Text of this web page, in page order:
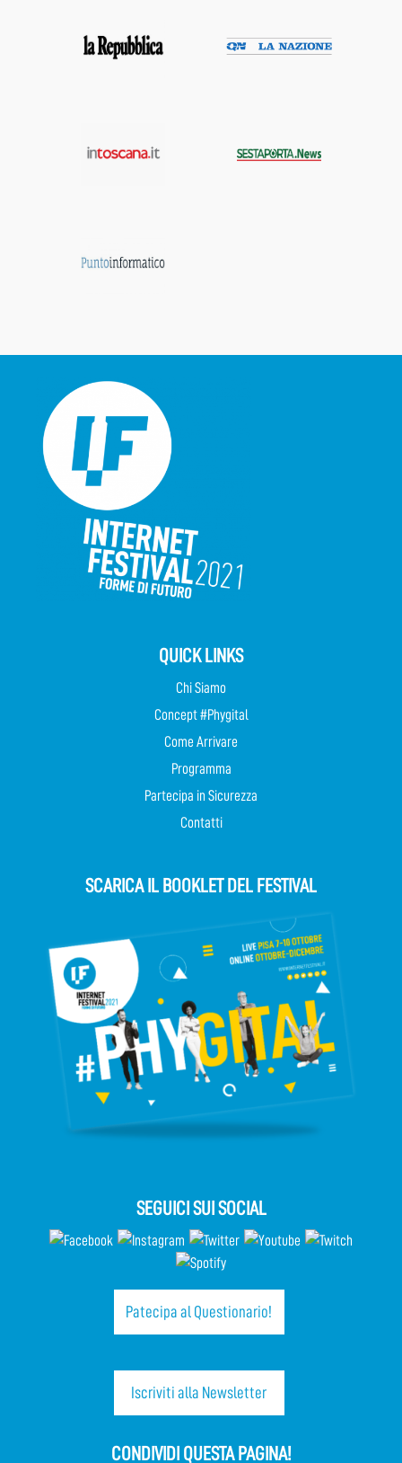
QUICK LINKS
Chi Siamo
Concept #Phygital
Come Arrivare
Programma
Partecipa in Sicurezza
Contatti
SCARICA IL BOOKLET DEL FESTIVAL
SEGUICI SUI SOCIAL
Patecipa al Questionario!
Iscriviti alla Newsletter
CONDIVIDI QUESTA PAGINA!